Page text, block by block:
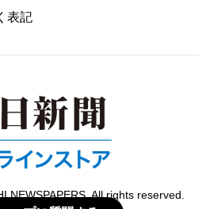
表記
NEWSPAPERS. All rights reserved.